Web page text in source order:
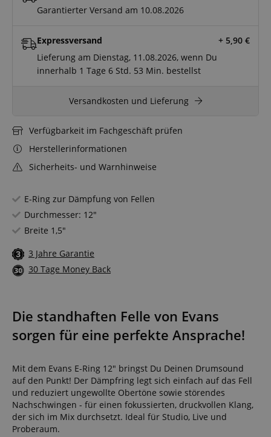
E-Ring zur Dämpfung von Fellen
Durchmesser: 12"
Breite 1,5"
3 Jahre Garantie
30 Tage Money Back
Garantierter Versand am 10.08.2026
Expressversand + 5,90 €
Lieferung am Dienstag, 11.08.2026, wenn Du
innerhalb 1 Tage 6 Std. 53 Min. bestellst
Versandkosten und Lieferung
Verfügbarkeit im Fachgeschäft prüfen
Herstellerinformationen
Sicherheits- und Warnhinweise
Die standhaften Felle von Evans
sorgen für eine perfekte Ansprache!
Mit dem Evans E-Ring 12" bringst Du Deinen Drumsound
auf den Punkt! Der Dämpfring legt sich einfach auf das Fell
und reduziert ungewollte Obertöne sowie störendes
Nachschwingen - für einen fokussierten, druckvollen Klang,
der sich im Mix durchsetzt. Ideal für Studio, Live und
Proberaum.